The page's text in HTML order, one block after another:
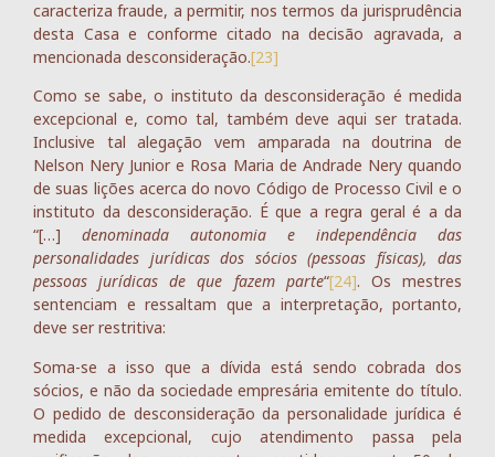
caracteriza fraude, a permitir, nos termos da jurisprudência
desta Casa e conforme citado na decisão agravada, a
mencionada desconsideração.[23]
Como se sabe, o instituto da desconsideração é medida
excepcional e, como tal, também deve aqui ser tratada.
Inclusive tal alegação vem amparada na doutrina de
Nelson Nery Junior e Rosa Maria de Andrade Nery quando
de suas lições acerca do novo Código de Processo Civil e o
instituto da desconsideração. É que a regra geral é a da
“[…] denominada autonomia e independência das
personalidades jurídicas dos sócios (pessoas físicas), das
pessoas jurídicas de que fazem parte“[24]. Os mestres
sentenciam e ressaltam que a interpretação, portanto,
deve ser restritiva:
Soma-se a isso que a dívida está sendo cobrada dos
sócios, e não da sociedade empresária emitente do título.
O pedido de desconsideração da personalidade jurídica é
medida excepcional, cujo atendimento passa pela